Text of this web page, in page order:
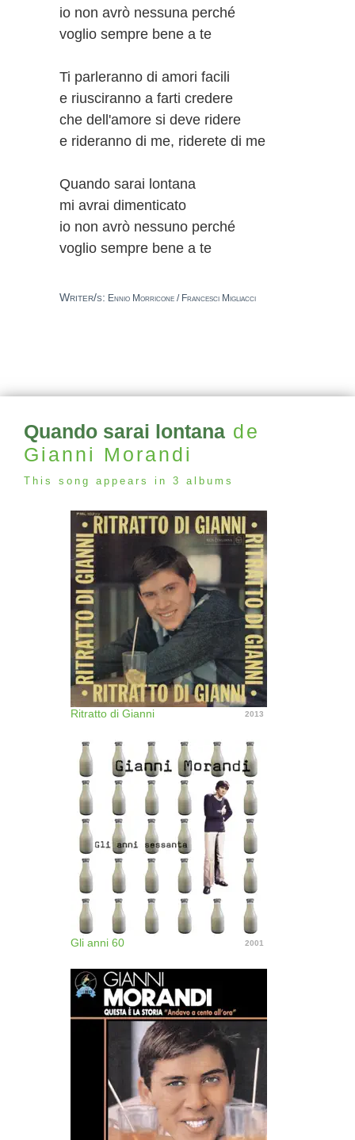
io non avrò nessuna perché
voglio sempre bene a te
Ti parleranno di amori facili
e riusciranno a farti credere
che dell'amore si deve ridere
e rideranno di me, riderete di me
Quando sarai lontana
mi avrai dimenticato
io non avrò nessuno perché
voglio sempre bene a te
Writer/s: Ennio Morricone / Francesci Migliacci
Quando sarai lontana de
Gianni Morandi
This song appears in 3 albums
Ritratto di Gianni 2013
Gli anni 60 2001